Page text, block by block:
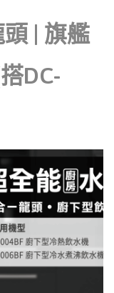
頭 | 旗艦
DC-